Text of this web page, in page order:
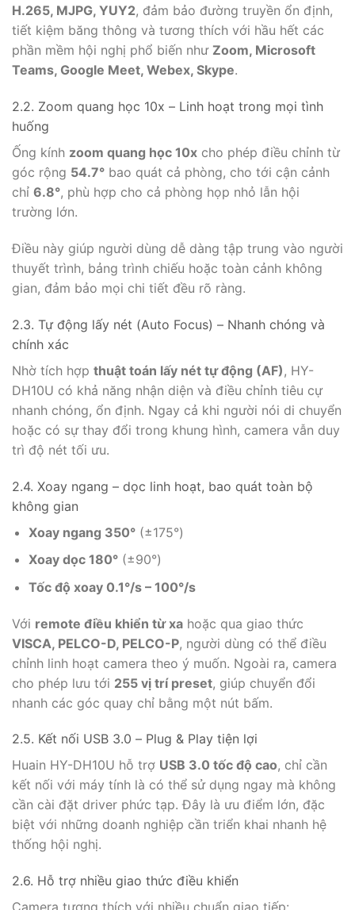
H.265, MJPG, YUY2, đảm bảo đường truyền ổn định,
tiết kiệm băng thông và tương thích với hầu hết các
phần mềm hội nghị phổ biến như Zoom, Microsoft
Teams, Google Meet, Webex, Skype.
2.2. Zoom quang học 10x – Linh hoạt trong mọi tình
huống
Ống kính zoom quang học 10x cho phép điều chỉnh từ
góc rộng 54.7° bao quát cả phòng, cho tới cận cảnh
chỉ 6.8°, phù hợp cho cả phòng họp nhỏ lẫn hội
trường lớn.
Điều này giúp người dùng dễ dàng tập trung vào người
thuyết trình, bảng trình chiếu hoặc toàn cảnh không
gian, đảm bảo mọi chi tiết đều rõ ràng.
2.3. Tự động lấy nét (Auto Focus) – Nhanh chóng và
chính xác
Nhờ tích hợp thuật toán lấy nét tự động (AF) , HY-
DH10U có khả năng nhận diện và điều chỉnh tiêu cự
nhanh chóng, ổn định. Ngay cả khi người nói di chuyển
hoặc có sự thay đổi trong khung hình, camera vẫn duy
trì độ nét tối ưu.
2.4. Xoay ngang – dọc linh hoạt, bao quát toàn bộ
không gian
Xoay ngang 350°(±175°)
Xoay dọc 180°(±90°)
Tốc độ xoay 0.1°/s – 100°/s
Với remote điều khiển từ xa hoặc qua giao thức
VISCA, PELCO-D, PELCO-P, người dùng có thể điều
chỉnh linh hoạt camera theo ý muốn. Ngoài ra, camera
cho phép lưu tới 255 vị trí preset, giúp chuyển đổi
nhanh các góc quay chỉ bằng một nút bấm.
2.5. Kết nối USB 3.0 – Plug & Play tiện lợi
Huain HY-DH10U hỗ trợ USB 3.0 tốc độ cao, chỉ cần
kết nối với máy tính là có thể sử dụng ngay mà không
cần cài đặt driver phức tạp. Đây là ưu điểm lớn, đặc
biệt với những doanh nghiệp cần triển khai nhanh hệ
thống hội nghị.
2.6. Hỗ trợ nhiều giao thức điều khiển